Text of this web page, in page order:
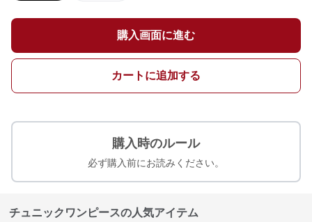
購入画面に進む
カートに追加する
購入時のルール
必ず購入前にお読みください。
チュニックワンピースの人気アイテム